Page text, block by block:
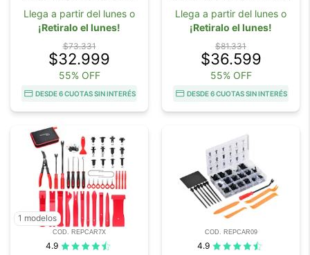
Llega a partir del lunes o
¡Retiralo el lunes!
$73.331
$32.999
55% OFF
DESDE 6 CUOTAS SIN INTERÉS
Llega a partir del lunes o
¡Retiralo el lunes!
$81.331
$36.599
55% OFF
DESDE 6 CUOTAS SIN INTERÉS
1 modelos
COD. REPCAR7X
4.9
COD. REPCAR09
4.9